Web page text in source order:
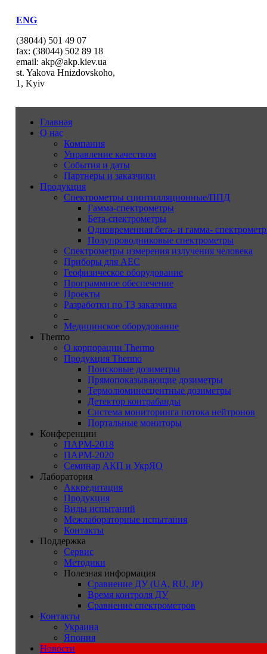
ENG
(38044) 501 49 07
fax: (38044) 502 89 18
email: akp@akp.kiev.ua
st. Yakova Hnizdovskoho,
1, Kyiv
Главная
О нас
Компания
Управление качеством
События и даты
Партнеры и заказчики
Продукция
Спектрометры сцинтилляционные/ППД
Гамма-спектрометры
Бета-спектрометры
Одновременная бета- и гамма-
Полупроводниковые спектрометры
Спектрометры измерения излучения человека
Приборы для АЕС
Геофизическое оборудование
Программное обеспечение
Проекты
Разработки по ТЗ заказчика
Медицинское оборудование
Thermo
О корпорации Thermo
Продукция Thermo
Поисковые дозиметры
Прямопоказывающие дозиметры
Термолюминесцентные дозиметры
Детектор контрабанды
Система мониторинга потока нейтронов
Портальные мониторы
Конференции
ПАРМ-2018
ПАРМ-2020
Семинар АКП и УкрЯО
Лаборатория
Аккредитация
Продукция
Виды испытаний
Межлабораторные испытания
Контакты
Поддержка
Сервис
Методики
Полезная информация
Сравнение ДУ (UA, RU, JP)
Время контроля ДУ
Сравнение спектрометров
Контакты
Украина
Япония
Новости